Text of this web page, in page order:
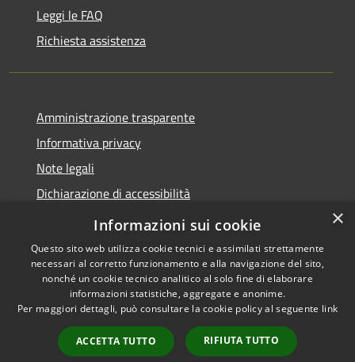
Leggi le FAQ
Richiesta assistenza
Amministrazione trasparente
Informativa privacy
Note legali
Dichiarazione di accessibilità
Obiettivi accessibilità
Accessibilità
Copyright © 2026 • Comune di
Chiari • Powered by
Municipium•
Accesso
redazione
×
Informazioni sui cookie
Questo sito web utilizza cookie tecnici e assimilati strettamente
necessari al corretto funzionamento e alla navigazione del sito,
nonché un cookie tecnico analitico al solo fine di elaborare
informazioni statistiche, aggregate e anonime.
Per maggiori dettagli, può consultare la cookie policy al seguente link
ACCETTA TUTTO RIFIUTA TUTTO